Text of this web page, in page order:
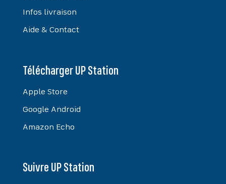
Infos livraison
Aide & Contact
Télécharger UP Station
Apple Store
Google Android
Amazon Echo
Suivre UP Station